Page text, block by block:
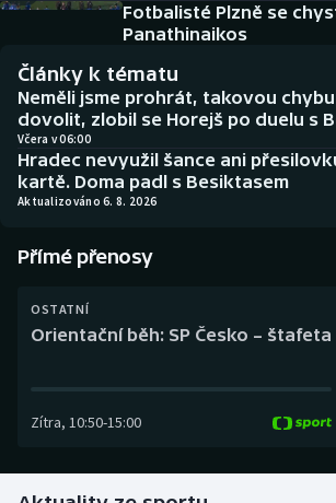
Baseball a softbal
Basketbal
Biatlon
Boby a skeleton
Box
Curling
Historické návraty
Aplikace ČT sport
AZ kvíz
Fotbalisté Plzně se
Panathinaikos
Články k tématu
Neměli jsme prohrát, takovou
dovolit, zlobil se Horejš po duelu s
Včera v 06:00
Hradec nevyužil šance ani
kartě. Doma padl s Besiktasem
Aktualizováno 6. 8. 2026
Přímé přenosy
OSTATNÍ
Orientační běh: SP Česko – štafeta
Zítra, 10:50-15:00